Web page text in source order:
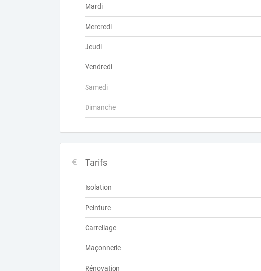
Mardi
Mercredi
Jeudi
Vendredi
Samedi
Dimanche
Tarifs
Isolation
Peinture
Carrellage
Maçonnerie
Rénovation